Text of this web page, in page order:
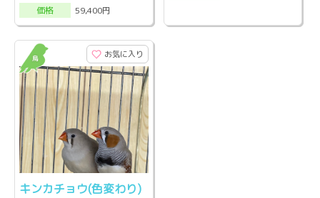
価格
59,400円
お気に入り
キンカチョウ(色変わり)